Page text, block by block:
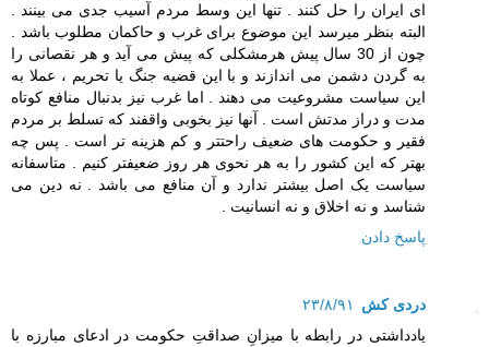
ای ایران را حل کنند . تنها این وسط مردم آسیب جدی می بینند .
البته بنظر میرسد این موضوع برای غرب و حاکمان مطلوب باشد .
چون از 30 سال پیش هرمشکلی که پیش می آید و هر نقصانی را
به گردن دشمن می اندازند و با این قضیه جنگ یا تحریم ، عملا به
این سیاست مشروعیت می دهند . اما غرب نیز بدنبال منافع کوتاه
مدت و دراز مدتش است . آنها نیز بخوبی واقفند که تسلط بر مردم
فقیر و حکومت های ضعیف راحتتر و کم هزینه تر است . پس چه
بهتر که این کشور را به هر نحوی هر روز ضعیفتر کنیم . متاسفانه
سیاست یک اصل بیشتر ندارد و آن منافع می باشد . نه دین می
شناسد و نه اخلاق و نه انسانیت .
پاسخ دادن
دردی کش
۲۳/۸/۹۱
يادداشتی در رابطه با ميزانِ صداقتِ حکومت در ادعای مبارزه با